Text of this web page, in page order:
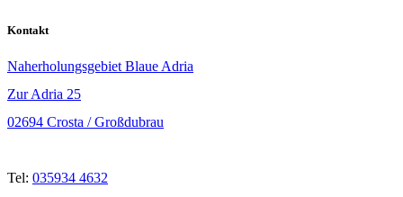
Kontakt
Naherholungsgebiet Blaue Adria
Zur Adria 25
02694 Crosta / Großdubrau
Tel: 035934 4632